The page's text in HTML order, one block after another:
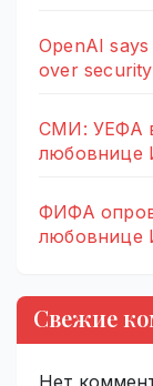
OpenAI
over
СМИ: УЕФА
любовнице
ФИФА
любовнице
Свежие